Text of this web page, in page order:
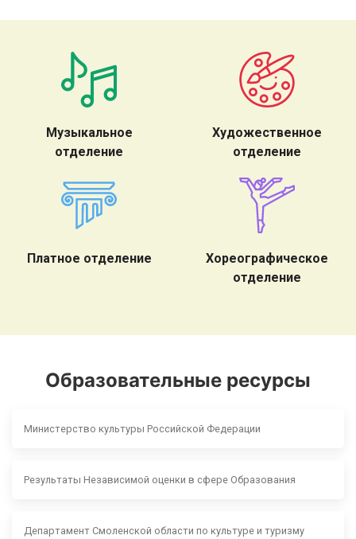
Музыкальное
отделение
Художественное
отделение
Платное отделение
Хореографическое
отделение
Образовательные ресурсы
Министерство культуры Российской Федерации
Результаты Независимой оценки в сфере Образования
Департамент Смоленской области по культуре и туризму